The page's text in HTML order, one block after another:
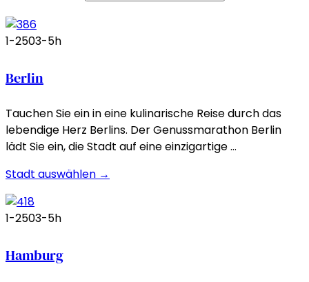
1-2503-5h
Berlin
Tauchen Sie ein in eine kulinarische Reise durch das
lebendige Herz Berlins. Der Genussmarathon Berlin
lädt Sie ein, die Stadt auf eine einzigartige …
Stadt auswählen →
1-2503-5h
Hamburg